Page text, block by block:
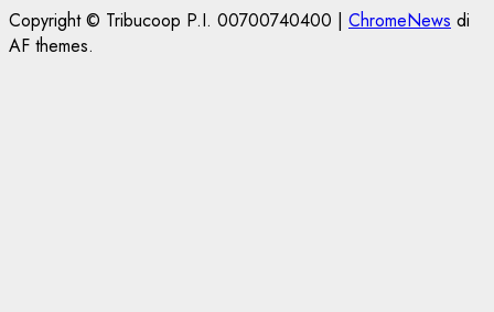
Copyright © Tribucoop P.I. 00700740400 | ChromeNews di
AF themes.